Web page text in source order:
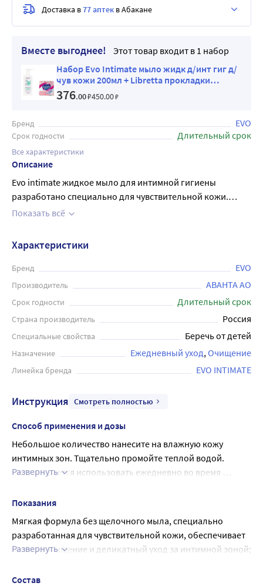
Вместе выгоднее!
Этот товар входит в 1 набор
Набор Evo Intimate мыло жидк д/инт гиг д/
чув кожи 200мл + Libretta прокладки
ультратонкие сенситив нормал с мягкой
поверхностью N8
376.00₽450.00₽
Бренд EVO
Срок годности Длительный срок
Все характеристики
Описание
Evo intimate жидкое мыло для интимной гигиены
разработано специально для чувствительной кожи.
Средство не содержит агрессивных компонентов и не
которая бережно очищает кожу и защищает ее от
вредных воздействий. Оно эффективно удаляет
загрязнения, устраняет неприятные запахи и создает
ощущение свежести на длительное время. Продукт имеет
комфортное использование. Evo intimate жидкое мыло —
действительно надежное средство для ежедневной
интимной гигиены, которое помогает поддерживать
естественный баланс микрофлоры и сохранять
здоровье. Объем флакона составляет 200 мл.
Показать всё
Доставка в77 аптек в Абакане
Характеристики
Бренд EVO
Производитель АВАНТА АО
Срок годности Длительный срок
Страна производитель Россия
Специальные свойства Беречь от детей
Назначение Ежедневный уход Очищение
Линейка бренда EVO INTIMATE
Инструкция Смотреть полностью
Способ применения и дозы
Небольшое количество нанесите на влажную кожу
интимных зон. Тщательно промойте теплой водой.
Рекомендуется использовать ежедневно во время
Развернуть
Показания
Мягкая формула без щелочного мыла, специально
разработанная для чувствительной кожи, обеспечивает
нежное очищение и деликатный уход за интимной зоной;
дополнительную защиту нежной и чувствительной кожи;
Развернуть
Состав